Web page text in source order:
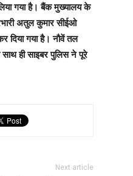
गया है। बैंक मुख्यालय के
अतुल कुमार सीईओ
दिया गया है।नौवें तल
ही साइबर पुलिस ने पूरे
Next article